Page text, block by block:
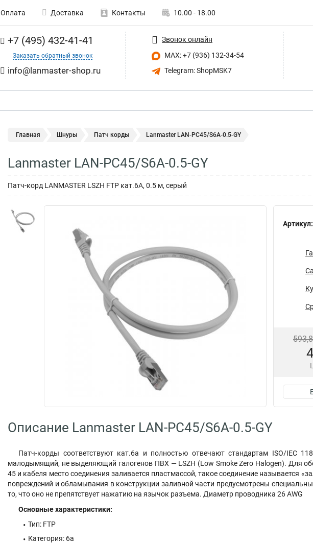
Оплата Доставка Контакты 10.00 - 18.00
+7 (495) 432-41-41
Заказать обратный звонок
info@lanmaster-shop.ru
Звонок онлайн
MAX: +7 (936) 132-34-54
Telegram: ShopMSK7
Главная Шнуры Патч корды Lanmaster LAN-PC45/S6A-0.5-GY
Lanmaster LAN-PC45/S6A-0.5-GY
Патч-корд LANMASTER LSZH FTP кат.6A, 0.5 м, серый
Артикул:
Описание Lanmaster LAN-PC45/S6A-0.5-GY
Патч-корды соответствуют кат.6а и полностью отвечают стандартам ISO/IEC
малодымящий, не выделяющий галогенов ПВХ — LSZH (Low Smoke Zero Halogen). Для
45 и кабеля место соединения заливается пластмассой, такое соединение называется
повреждений и обламывания в конструкции заливной части предусмотрены
то, что оно не препятствует нажатию на язычок разъема. Диаметр проводника 26 AWG
Основные характеристики:
Тип: FTP
Категория: 6a